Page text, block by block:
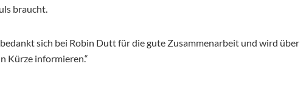
braucht.
sich bei Robin Dutt für die gute Zusammenarbeit und wird über
Kürze informieren.“